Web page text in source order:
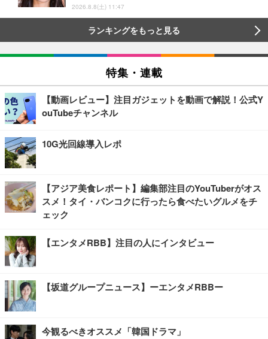
2026.8.8(土) 11:47
ランキングをもっと見る
特集・連載
【動画レビュー】注目ガジェットを動画で解説！公式Y
ouTubeチャンネル
10G光回線導入レポ
【アジア美食レポート】編集部注目のYouTuberがオス
スメ！タイ・バンコクに行ったら食べたいグルメをチ
ェック
【エンタメRBB】注目の人にインタビュー
【坂道グループニュース】ーエンタメRBBー
今観るべきオススメ「韓国ドラマ」